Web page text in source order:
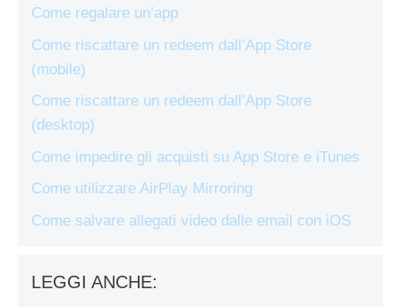
Come regalare un’app
Come riscattare un redeem dall’App Store
(mobile)
Come riscattare un redeem dall’App Store
(desktop)
Come impedire gli acquisti su App Store e iTunes
Come utilizzare AirPlay Mirroring
Come salvare allegati video dalle email con iOS
LEGGI ANCHE: